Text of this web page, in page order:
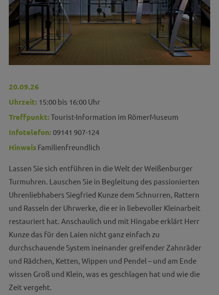
20.09.26
Uhrzeit: 15:00 bis 16:00 Uhr
Treffpunkt: Tourist-Information im RömerMuseum
Infotelefon: 09141 907-124
HinweisFamilienfreundlich
Lassen Sie sich entführen in die Welt der Weißenburger
Turmuhren. Lauschen Sie in Begleitung des passionierten
Uhrenliebhabers Siegfried Kunze dem Schnurren, Rattern
und Rasseln der Uhrwerke, die er in liebevoller Kleinarbeit
restauriert hat. Anschaulich und mit Hingabe erklärt Herr
Kunze das für den Laien nicht ganz einfach zu
durchschauende System ineinander greifender Zahnräder
und Rädchen, Ketten, Wippen und Pendel – und am Ende
wissen Groß und Klein, was es geschlagen hat und wie die
Zeit vergeht.